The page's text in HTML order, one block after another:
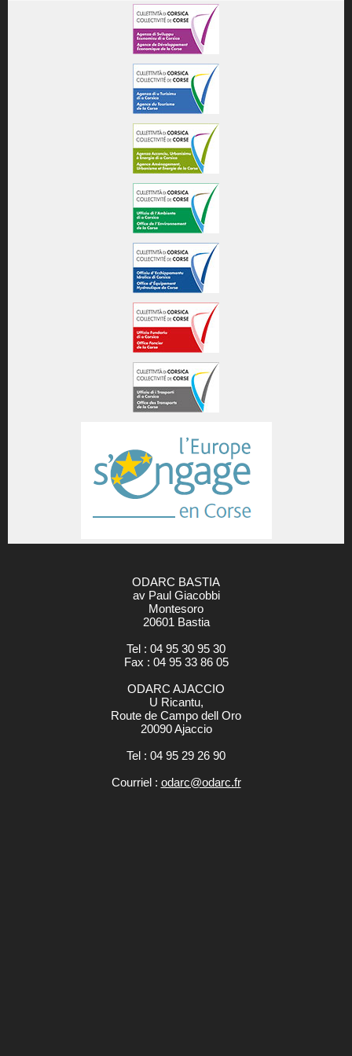
ODARC BASTIA
av Paul Giacobbi
Montesoro
20601 Bastia
Tel : 04 95 30 95 30
Fax : 04 95 33 86 05
ODARC AJACCIO
U Ricantu,
Route de Campo dell Oro
20090 Ajaccio
Tel : 04 95 29 26 90
Courriel : odarc@odarc.fr